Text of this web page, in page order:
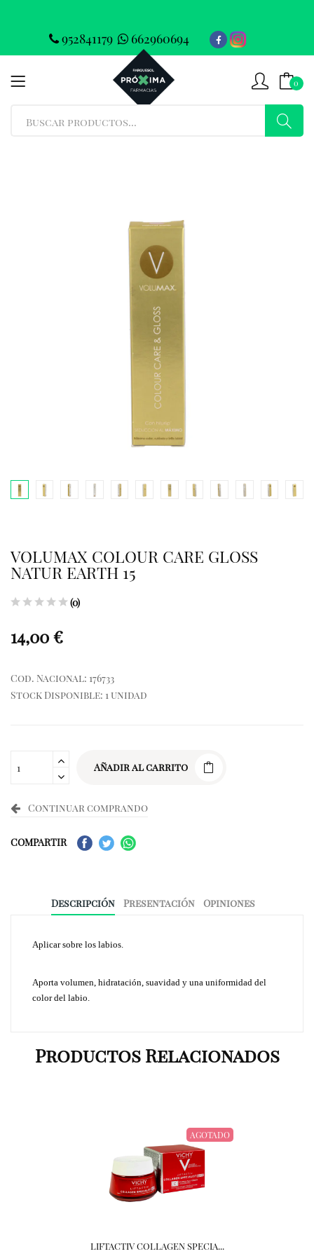
952841179 662960694
0
VOLUMAX COLOUR CARE GLOSS
NATUR EARTH 15
(0)
14,00 €
Cod. Nacional: 176733
Stock Disponible: 1 unidad
Añadir al carrito
Continuar comprando
COMPARTIR
Descripción Presentación Opiniones
Aplicar sobre los labios.
Aporta volumen, hidratación, suavidad y una uniformidad del
color del labio.
Productos Relacionados
AGOTADO
LIFTACTIV COLLAGEN SPECIA...